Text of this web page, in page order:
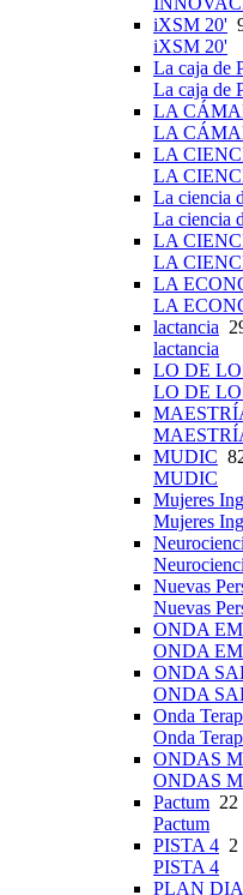
iXSM 20'
iXSM 20'
La caja de
La caja de
LA
LA
LA
LA
La ciencia
La ciencia
LA
LA
LA
LA
lactancia
lactancia
LO DE
LO DE
MUDIC
MUDIC
Mujeres
Mujeres
Nuevas
Nuevas
ONDA
ONDA
ONDA
ONDA
Onda
Onda
ONDAS
ONDAS
Pactum 22
Pactum
PISTA 4 2
PISTA 4
PLAN